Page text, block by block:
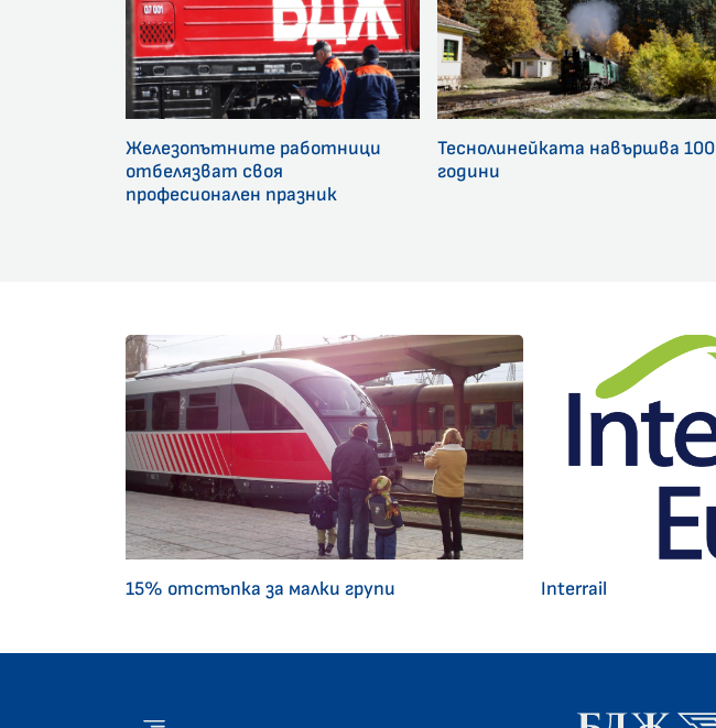
Железопътните работници
отбелязват своя
професионален празник
Теснолинейката навършва 100
години
15% отстъпка за малки групи Interrail